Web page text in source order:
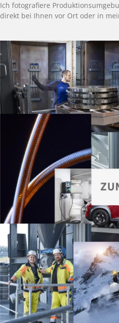
Ich fotografiere
direkt bei Ihnen vor Ort oder in